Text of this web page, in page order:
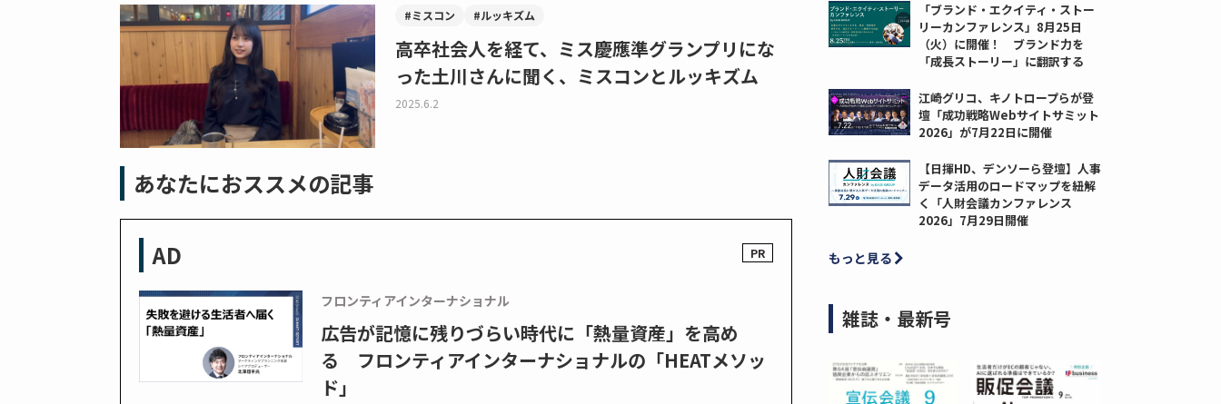
#ミスコン #ルッキズム
高卒社会人を経て、ミス慶應準グランプリにな
った土川さんに聞く、ミスコンとルッキズム
2025.6.2
あなたにおススメの記事
AD
フロンティアインターナショナル
広告が記憶に残りづらい時代に「熱量資産」を高め
る フロンティアインターナショナルの「HEATメソッ
ド」
「ブランド・エクイティ・ストー
リーカンファレンス」8月25日
（火）に開催！ ブランド力を
「成長ストーリー」に翻訳する
江崎グリコ、キノトロープらが登
壇「成功戦略Webサイトサミット
2026」が7月22日に開催
【日揮HD、デンソーら登壇】人事
データ活用のロードマップを紐解
く「人財会議カンファレンス
2026」7月29日開催
もっと見る
雑誌・最新号